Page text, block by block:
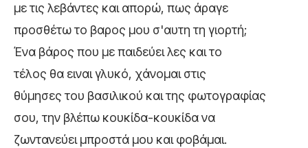
με τις λεβάντες και απορώ, πως άραγε
προσθέτω το βαρος μου σ'αυτη τη γιορτή;
Ένα βάρος που με παιδεύει λες και το
τέλος θα ειναι γλυκό, χάνομαι στις
θύμησες του βασιλικού και της φωτογραφίας
σου, την βλέπω κουκίδα-κουκίδα να
ζωντανεύει μπροστά μου και φοβάμαι.